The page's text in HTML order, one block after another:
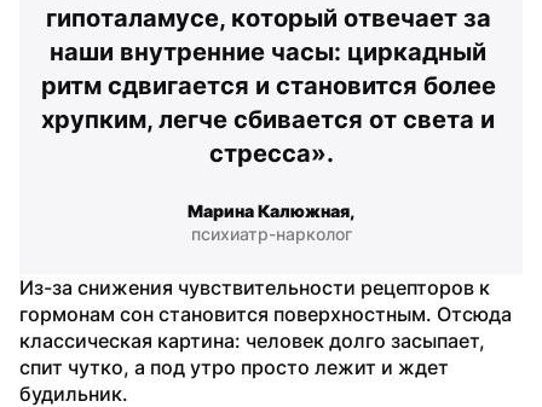
гипоталамусе, который отвечает за
наши внутренние часы: циркадный
ритм сдвигается и становится более
хрупким, легче сбивается от света и
стресса».
Марина Калюжная,
психиатр-нарколог
Из-за снижения чувствительности рецепторов к
гормонам сон становится поверхностным. Отсюда
классическая картина: человек долго засыпает,
спит чутко, а под утро просто лежит и ждет
будильник.